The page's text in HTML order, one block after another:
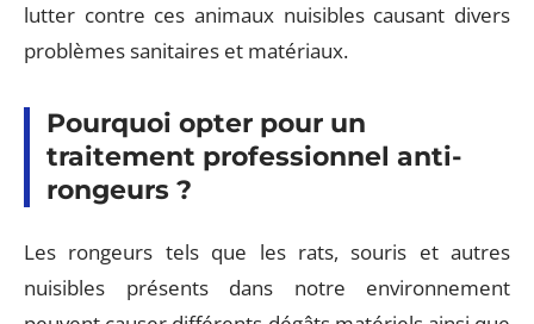
lutter contre ces animaux nuisibles causant divers
problèmes sanitaires et matériaux.
Pourquoi opter pour un
traitement professionnel anti-
rongeurs ?
Les rongeurs tels que les rats, souris et autres
nuisibles présents dans notre environnement